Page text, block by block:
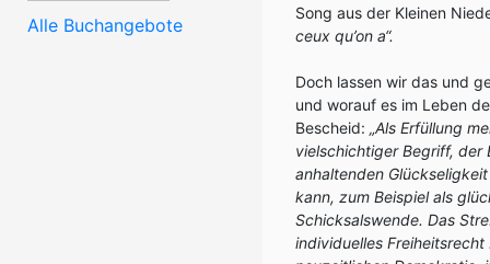
Alle Buchangebote
Song aus der Kleinen
ceux qu’on a“.
Doch lassen wir das und
und worauf es im Leben
Bescheid: „Als Erfüllung
vielschichtiger Begriff, der
anhaltenden
kann, zum Beispiel als
Schicksalswende. Das
individuelles